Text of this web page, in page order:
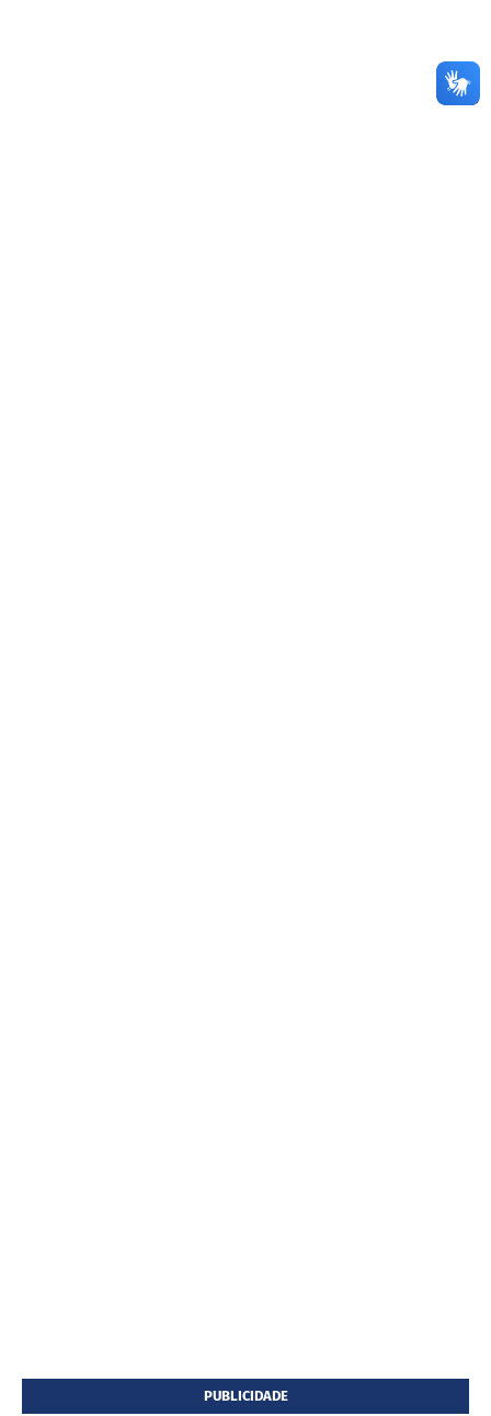
PUBLICIDADE